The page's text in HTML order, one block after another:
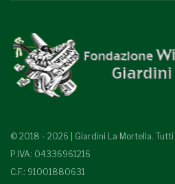
© 2018 - 2026 | Giardini La Mortella.
P.IVA: 04336961216
C.F.: 91001880631